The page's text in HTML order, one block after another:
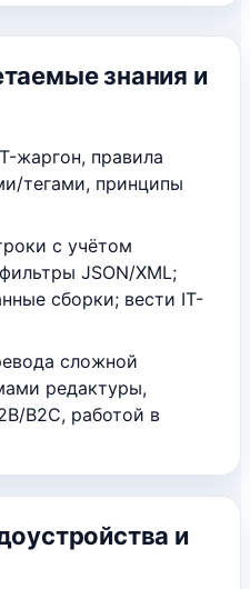
знания и
жаргон, правила
тегами, принципы
с учётом
JSON/XML;
сборки; вести IT-
сложной
редактуры,
B2C, работой в
и